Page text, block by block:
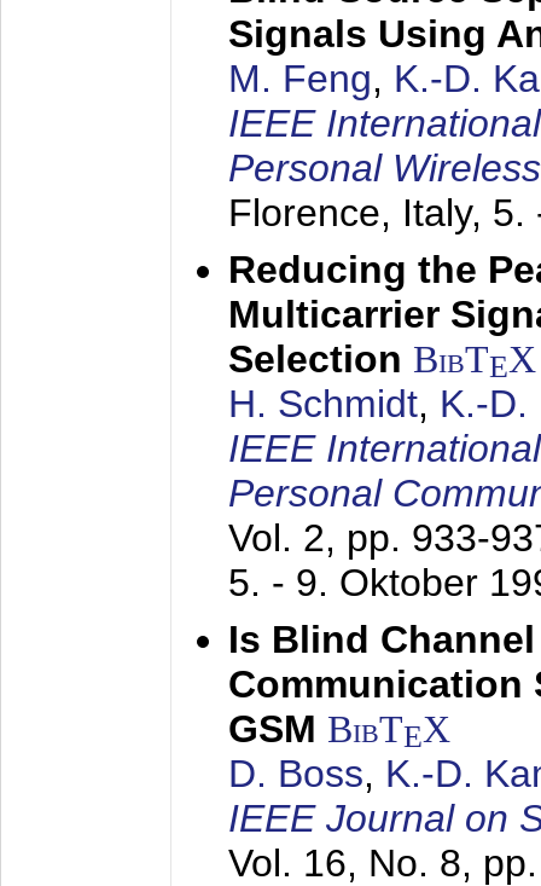
Signals Using
M. Feng, K.-D.
IEEE
Personal
Florence, Italy, 5.
Reducing the
Multicarrier
Selection BibTEX
H. Schmidt, K.-D.
IEEE
Personal
Vol. 2, pp. 933-
5. - 9. Oktober
Is Blind
Communication
GSM BibTEX
D. Boss, K.-D.
IEEE Journal on
Vol. 16, No. 8,